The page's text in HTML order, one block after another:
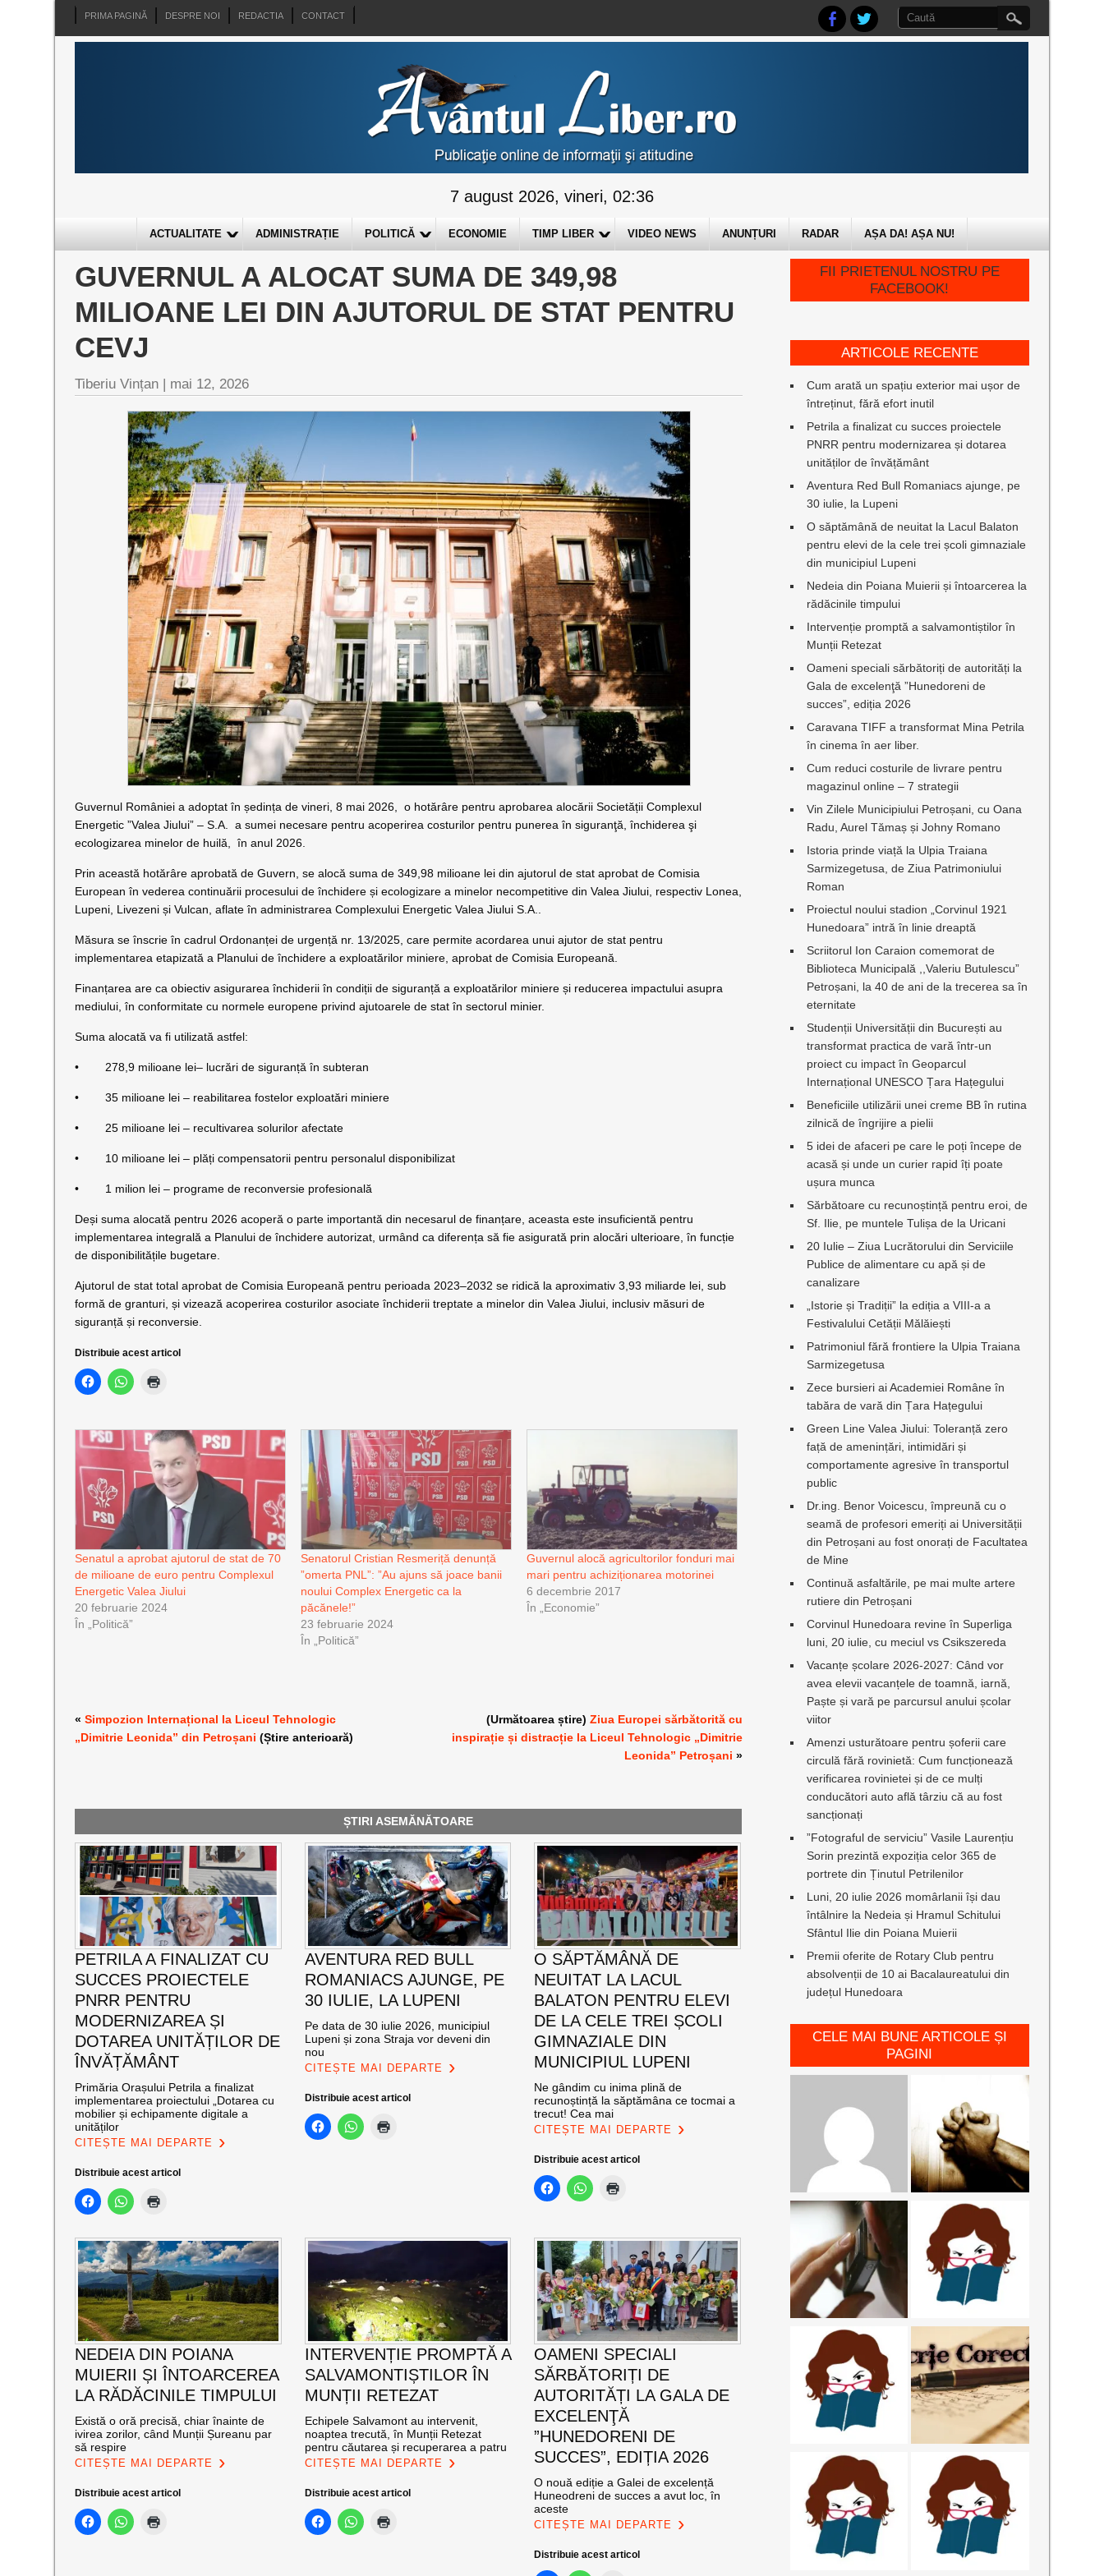
PRIMA PAGINĂ DESPRE NOI REDACTIA CONTACT
7 august 2026, vineri, 02:36
ACTUALITATE ADMINISTRAȚIE POLITICĂ ECONOMIE TIMP LIBER VIDEO NEWS ANUNȚURI RADAR AȘA DA! AȘA NU!
GUVERNUL A ALOCAT SUMA DE 349,98
MILIOANE LEI DIN AJUTORUL DE STAT PENTRU
CEVJ
Tiberiu Vințan | mai 12, 2026
Guvernul României a adoptat în ședința de vineri, 8 mai 2026, o hotărâre pentru aprobarea alocării Societății Complexul
Energetic ”Valea Jiului” – S.A. a sumei necesare pentru acoperirea costurilor pentru punerea în siguranţă, închiderea şi
ecologizarea minelor de huilă, în anul 2026.
Prin această hotărâre aprobată de Guvern, se alocă suma de 349,98 milioane lei din ajutorul de stat aprobat de Comisia
European în vederea continuării procesului de închidere și ecologizare a minelor necompetitive din Valea Jiului, respectiv Lonea,
Lupeni, Livezeni și Vulcan, aflate în administrarea Complexului Energetic Valea Jiului S.A..
Măsura se înscrie în cadrul Ordonanței de urgență nr. 13/2025, care permite acordarea unui ajutor de stat pentru
implementarea etapizată a Planului de închidere a exploatărilor miniere, aprobat de Comisia Europeană.
Finanțarea are ca obiectiv asigurarea închiderii în condiții de siguranță a exploatărilor miniere și reducerea impactului asupra
mediului, în conformitate cu normele europene privind ajutoarele de stat în sectorul minier.
Suma alocată va fi utilizată astfel:
• 278,9 milioane lei– lucrări de siguranță în subteran
• 35 milioane lei – reabilitarea fostelor exploatări miniere
• 25 milioane lei – recultivarea solurilor afectate
• 10 milioane lei – plăți compensatorii pentru personalul disponibilizat
• 1 milion lei – programe de reconversie profesională
Deși suma alocată pentru 2026 acoperă o parte importantă din necesarul de finanțare, aceasta este insuficientă pentru
implementarea integrală a Planului de închidere autorizat, urmând ca diferența să fie asigurată prin alocări ulterioare, în funcție
de disponibilitățile bugetare.
Ajutorul de stat total aprobat de Comisia Europeană pentru perioada 2023–2032 se ridică la aproximativ 3,93 miliarde lei, sub
formă de granturi, și vizează acoperirea costurilor asociate închiderii treptate a minelor din Valea Jiului, inclusiv măsuri de
siguranță și reconversie.
Distribuie acest articol
Senatul a aprobat ajutorul de stat de 70
de milioane de euro pentru Complexul
Energetic Valea Jiului
20 februarie 2024
În „Politică”
Senatorul Cristian Resmeriță denunță
”omerta PNL”: ”Au ajuns să joace banii
noului Complex Energetic ca la
păcănele!”
23 februarie 2024
În „Politică”
Guvernul alocă agricultorilor fonduri mai
mari pentru achiziționarea motorinei
6 decembrie 2017
În „Economie”
«Simpozion Internațional la Liceul Tehnologic
„Dimitrie Leonida” din Petroșani (Știre anterioară)
(Următoarea știre)Ziua Europei sărbătorită cu
inspirație și distracție la Liceul Tehnologic „Dimitrie
Leonida” Petroșani »
ȘTIRI ASEMĂNĂTOARE
PETRILA A FINALIZAT CU
SUCCES PROIECTELE
PNRR PENTRU
MODERNIZAREA ȘI
DOTAREA UNITĂȚILOR DE
ÎNVĂȚĂMÂNT
Primăria Orașului Petrila a finalizat
implementarea proiectului „Dotarea cu
mobilier și echipamente digitale a
unităților
CITEȘTE MAI DEPARTE
Distribuie acest articol
AVENTURA RED BULL
ROMANIACS AJUNGE, PE
30 IULIE, LA LUPENI
Pe data de 30 iulie 2026, municipiul
Lupeni și zona Straja vor deveni din
nou
CITEȘTE MAI DEPARTE
Distribuie acest articol
O SĂPTĂMÂNĂ DE
NEUITAT LA LACUL
BALATON PENTRU ELEVI
DE LA CELE TREI ȘCOLI
GIMNAZIALE DIN
MUNICIPIUL LUPENI
Ne gândim cu inima plină de
recunoștință la săptămâna ce tocmai a
trecut! Cea mai
CITEȘTE MAI DEPARTE
Distribuie acest articol
NEDEIA DIN POIANA
MUIERII ȘI ÎNTOARCEREA
LA RĂDĂCINILE TIMPULUI
Există o oră precisă, chiar înainte de
ivirea zorilor, când Munții Șureanu par
să respire
CITEȘTE MAI DEPARTE
Distribuie acest articol
INTERVENȚIE PROMPTĂ A
SALVAMONTIȘTILOR ÎN
MUNȚII RETEZAT
Echipele Salvamont au intervenit,
noaptea trecută, în Munții Retezat
pentru căutarea și recuperarea a patru
CITEȘTE MAI DEPARTE
Distribuie acest articol
OAMENI SPECIALI
SĂRBĂTORIȚI DE
AUTORITĂȚI LA GALA DE
EXCELENŢĂ
”HUNEDORENI DE
SUCCES”, EDIȚIA 2026
O nouă ediție a Galei de excelență
Huneodreni de succes a avut loc, în
aceste
CITEȘTE MAI DEPARTE
Distribuie acest articol
FII PRIETENUL NOSTRU PE
FACEBOOK!
ARTICOLE RECENTE
Cum arată un spațiu exterior mai ușor de
întreținut, fără efort inutil
Petrila a finalizat cu succes proiectele
PNRR pentru modernizarea și dotarea
unităților de învățământ
Aventura Red Bull Romaniacs ajunge, pe
30 iulie, la Lupeni
O săptămână de neuitat la Lacul Balaton
pentru elevi de la cele trei școli gimnaziale
din municipiul Lupeni
Nedeia din Poiana Muierii și întoarcerea la
rădăcinile timpului
Intervenție promptă a salvamontiștilor în
Munții Retezat
Oameni speciali sărbătoriți de autorități la
Gala de excelenţă ”Hunedoreni de
succes”, ediția 2026
Caravana TIFF a transformat Mina Petrila
în cinema în aer liber.
Cum reduci costurile de livrare pentru
magazinul online – 7 strategii
Vin Zilele Municipiului Petroșani, cu Oana
Radu, Aurel Tămaș și Johny Romano
Istoria prinde viață la Ulpia Traiana
Sarmizegetusa, de Ziua Patrimoniului
Roman
Proiectul noului stadion „Corvinul 1921
Hunedoara” intră în linie dreaptă
Scriitorul Ion Caraion comemorat de
Biblioteca Municipală ,,Valeriu Butulescu”
Petroșani, la 40 de ani de la trecerea sa în
eternitate
Studenții Universității din București au
transformat practica de vară într-un
proiect cu impact în Geoparcul
Internațional UNESCO Țara Hațegului
Beneficiile utilizării unei creme BB în rutina
zilnică de îngrijire a pielii
5 idei de afaceri pe care le poți începe de
acasă și unde un curier rapid îți poate
ușura munca
Sărbătoare cu recunoștință pentru eroi, de
Sf. Ilie, pe muntele Tulișa de la Uricani
20 Iulie – Ziua Lucrătorului din Serviciile
Publice de alimentare cu apă și de
canalizare
„Istorie și Tradiții” la ediția a VIII-a a
Festivalului Cetății Mălăiești
Patrimoniul fără frontiere la Ulpia Traiana
Sarmizegetusa
Zece bursieri ai Academiei Române în
tabăra de vară din Țara Hațegului
Green Line Valea Jiului: Toleranță zero
față de amenințări, intimidări și
comportamente agresive în transportul
public
Dr.ing. Benor Voicescu, împreună cu o
seamă de profesori emeriți ai Universității
din Petroșani au fost onorați de Facultatea
de Mine
Continuă asfaltările, pe mai multe artere
rutiere din Petroșani
Corvinul Hunedoara revine în Superliga
luni, 20 iulie, cu meciul vs Csikszereda
Vacanțe școlare 2026-2027: Când vor
avea elevii vacanțele de toamnă, iarnă,
Paște și vară pe parcursul anului școlar
viitor
Amenzi usturătoare pentru șoferii care
circulă fără rovinietă: Cum funcționează
verificarea rovinietei și de ce mulți
conducători auto află târziu că au fost
sancționați
”Fotograful de serviciu” Vasile Laurențiu
Sorin prezintă expoziția celor 365 de
portrete din Ținutul Petrilenilor
Luni, 20 iulie 2026 momârlanii își dau
întâlnire la Nedeia și Hramul Schitului
Sfântul Ilie din Poiana Muierii
Premii oferite de Rotary Club pentru
absolvenții de 10 ai Bacalaureatului din
județul Hunedoara
CELE MAI BUNE ARTICOLE ȘI
PAGINI